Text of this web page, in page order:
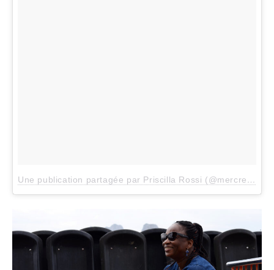
Une publication partagée par Priscilla Rossi (@mercredieblog)